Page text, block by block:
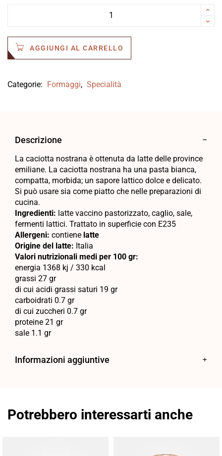
AGGIUNGI AL CARRELLO
Categorie: Formaggi, Specialità
Descrizione
La caciotta nostrana è ottenuta da latte delle province
emiliane. La caciotta nostrana ha una pasta bianca,
compatta, morbida; un sapore lattico dolce e delicato.
Si può usare sia come piatto che nelle preparazioni di
cucina.
Ingredienti: latte vaccino pastorizzato, caglio, sale,
fermenti lattici. Trattato in superficie con E235
Allergeni: contiene latte
Origine del latte: Italia
Valori nutrizionali medi per 100 gr:
energia 1368 kj / 330 kcal
grassi 27 gr
di cui acidi grassi saturi 19 gr
carboidrati 0.7 gr
di cui zuccheri 0.7 gr
proteine 21 gr
sale 1.1 gr
Informazioni aggiuntive
Potrebbero interessarti anche